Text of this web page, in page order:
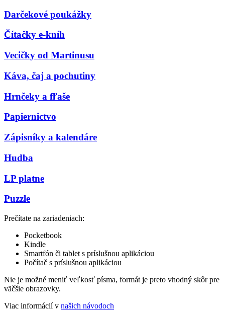
Darčekové poukážky
Čítačky e-kníh
Vecičky od Martinusu
Káva, čaj a pochutiny
Hrnčeky a fľaše
Papiernictvo
Zápisníky a kalendáre
Hudba
LP platne
Puzzle
Prečítate na zariadeniach:
Pocketbook
Kindle
Smartfón či tablet s príslušnou aplikáciou
Počítač s príslušnou aplikáciou
Nie je možné meniť veľkosť písma, formát je preto vhodný skôr pre
väčšie obrazovky.
Viac informácií v našich návodoch